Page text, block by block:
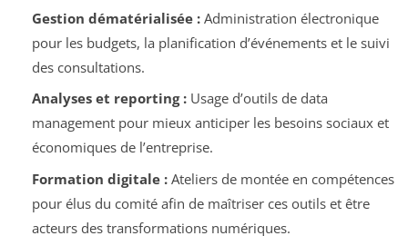
Gestion dématérialisée :Administration électronique
pour les budgets, la planification d’événements et le suivi
des consultations.
Analyses et reporting :Usage d’outils de data
management pour mieux anticiper les besoins sociaux et
économiques de l’entreprise.
Formation digitale :Ateliers de montée en compétences
pour élus du comité afin de maîtriser ces outils et être
acteurs des transformations numériques.